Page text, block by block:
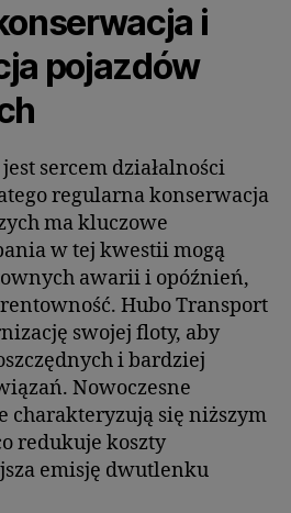
i
pojazdów
sercem działalności
regularna konserwacja
ma kluczowe
w tej kwestii mogą
awarii i opóźnień,
Hubo Transport
swojej floty, aby
i bardziej
Nowoczesne
charakteryzują się niższym
redukuje koszty
emisję dwutlenku